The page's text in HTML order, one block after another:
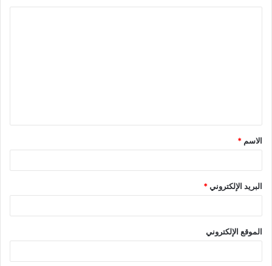
ق
*
الاسم *
البريد الإلكتروني*
الموقع الإلكتروني